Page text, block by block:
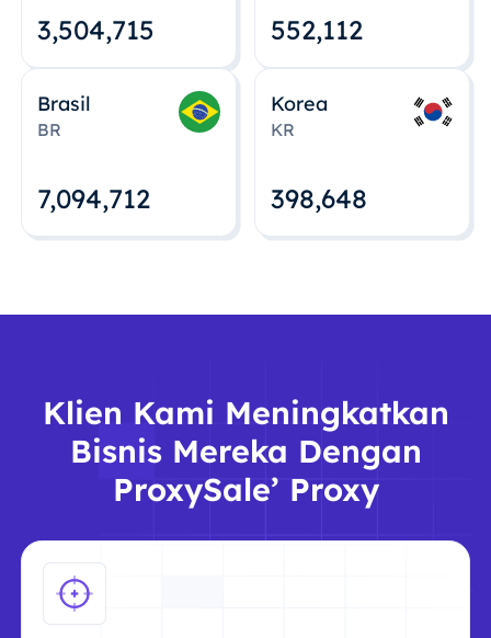
3,504,715 552,112
Brasil
BR
7,094,712
Korea
KR
398,648
Klien Kami Meningkatkan
Bisnis Mereka Dengan
ProxySale’ Proxy